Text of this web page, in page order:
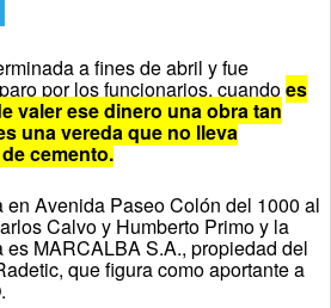
a fines de abril y fue
por los funcionarios, cuandoes
valer ese dinero una obra tan
una vereda que no lleva
cemento.
en Avenida Paseo Colón del 1000 al
Calvo y Humberto Primo y la
MARCALBA S.A., propiedad del
que figura como aportante a